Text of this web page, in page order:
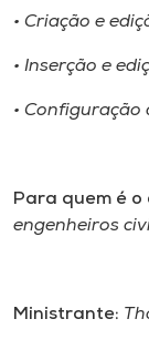
• Criação e
• Inserção e
• Configuração
Para quem é o
engenheiros
Ministrante: